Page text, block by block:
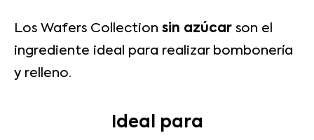
Los Wafers Collection sin azúcar son el
ingrediente ideal para realizar bombonería
y relleno.
Ideal para